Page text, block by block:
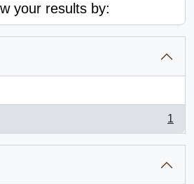
your results by:
1